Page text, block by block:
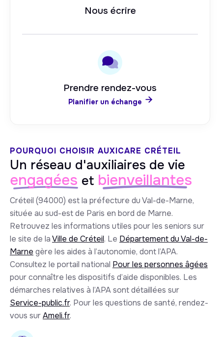
Nous écrire
Prendre rendez-vous
Planifier un échange 
POURQUOI CHOISIR AUXICARE CRÉTEIL
Un réseau d'auxiliaires de vie
engagées et bienveillantes
Créteil (94000) est la préfecture du Val-de-Marne,
située au sud-est de Paris en bord de Marne.
Retrouvez les informations utiles pour les seniors sur
le site de laVille de Créteil. Le Département du Val-de-
Marne gère les aides à l’autonomie, dont l’APA.
Consultez le portail national Pour les personnes âgées
pour connaître les dispositifs d’aide disponibles. Les
démarches relatives à l’APA sont détaillées sur
Service-public.fr. Pour les questions de santé, rendez-
vous surAmeli.fr.